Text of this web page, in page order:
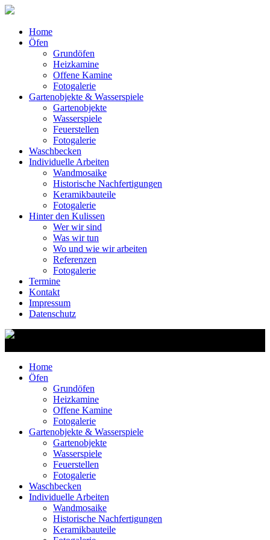
Home
Öfen
Grundöfen
Heizkamine
Offene Kamine
Fotogalerie
Gartenobjekte & Wasserspiele
Gartenobjekte
Wasserspiele
Feuerstellen
Fotogalerie
Waschbecken
Individuelle Arbeiten
Wandmosaike
Historische Nachfertigungen
Keramikbauteile
Fotogalerie
Hinter den Kulissen
Wer wir sind
Was wir tun
Wo und wie wir arbeiten
Referenzen
Fotogalerie
Termine
Kontakt
Impressum
Datenschutz
Home
Öfen
Grundöfen
Heizkamine
Offene Kamine
Fotogalerie
Gartenobjekte & Wasserspiele
Gartenobjekte
Wasserspiele
Feuerstellen
Fotogalerie
Waschbecken
Individuelle Arbeiten
Wandmosaike
Historische Nachfertigungen
Keramikbauteile